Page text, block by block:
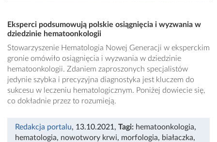
Eksperci podsumowują polskie osiągnięcia i wyzwania w
dziedzinie hematoonkologii
Stowarzyszenie Hematologia Nowej Generacji w eksperckim
gronie omówiło osiągnięcia i wyzwania w dziedzinie
hematoonkologii. Zdaniem zaproszonych specjalistów
jedynie szybka i precyzyjna diagnostyka jest kluczem do
sukcesu w leczeniu hematologicznym. Poniżej dowiecie się,
co dokładnie przez to rozumieją.
Redakcja portalu, 13.10.2021, Tagi: hematoonkologia,
hematologia, nowotwory krwi, morfologia, białaczka,